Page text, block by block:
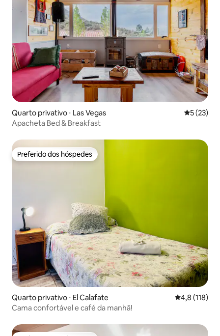
Quarto privativo ⋅ Las Vegas 5 de uma
5 (23)
Apacheta Bed & Breakfast
Preferido dos hóspedes
Preferido dos hóspedes
Quarto privativo ⋅ El Calafate 4,8 de uma
4,8 (118)
Cama confortável e café da manhã!